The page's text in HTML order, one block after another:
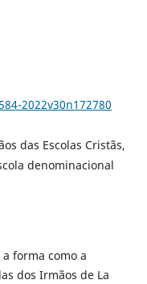
2022v30n172780
das Escolas Cristãs,
denominacional
forma como a
dos Irmãos de La